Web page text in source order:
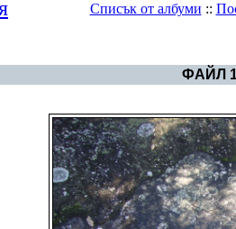
Списък от албуми ::
ФАЙЛ